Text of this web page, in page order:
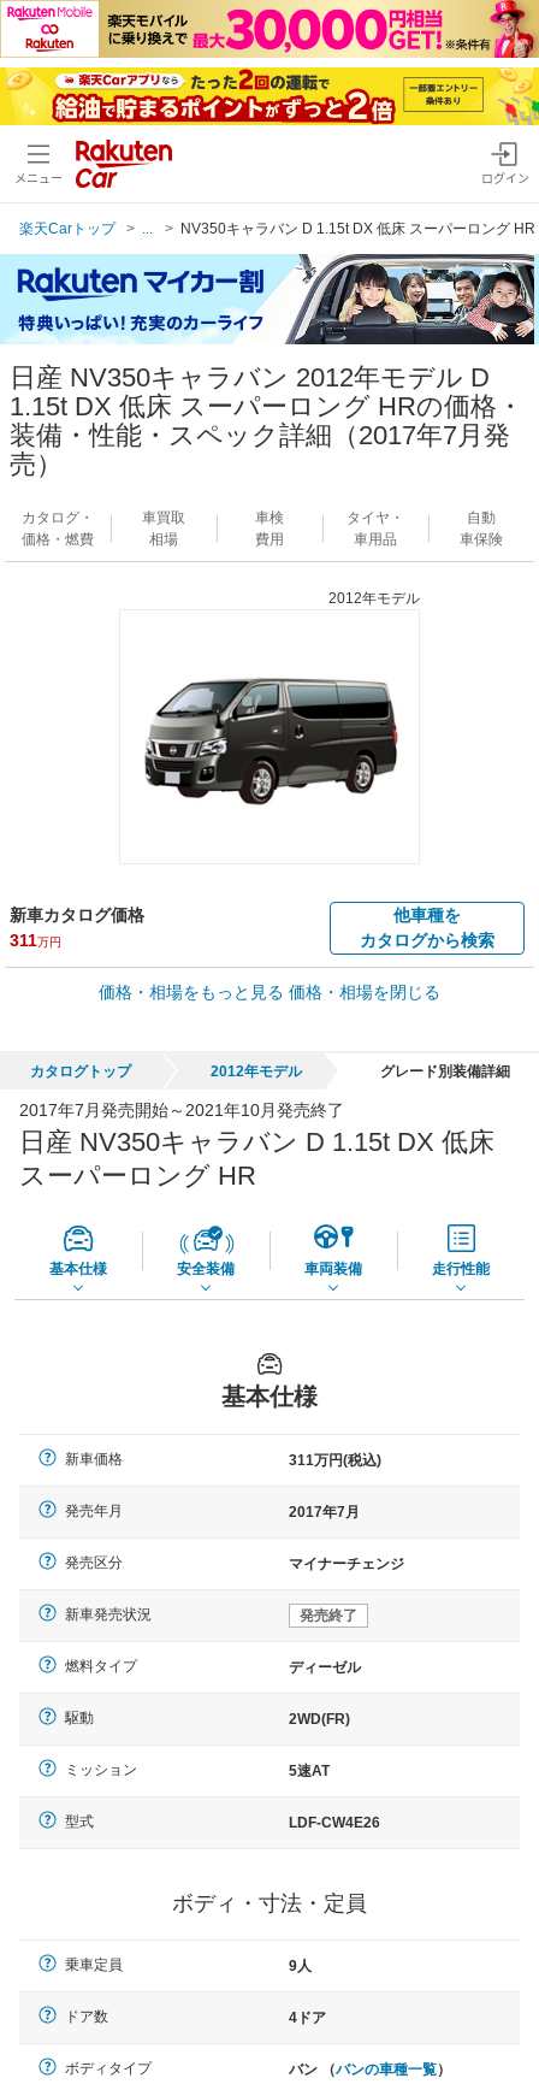
メニュー ログイン
楽天Carトップ NV350キャラバン D 1.15t DX 低床 スーパーロング
日産 NV350キャラバン 2012年モデル D
1.15t DX 低床 スーパーロング HRの価格・
装備・性能・スペック詳細（2017年7月発
売）
カタログ・
価格・燃費
車買取
相場
車検
費用
タイヤ・
車用品
自動
車保険
2012年モデル
新車カタログ価格
311万円
他車種を
カタログから検索
車買取価格 *
車買取相場
73,850円
*当該価格は車種別の価格となります。
価格・相場をもっと見る 価格・相場を閉じる
カタログトップ 2012年モデル グレード別装備詳細
2017年7月発売開始～2021年10月発売終了
日産 NV350キャラバン D 1.15t DX 低床
スーパーロング HR
基本仕様 安全装備 車両装備 走行性能
基本仕様
新車価格 311万円(税込)
発売年月 2017年7月
発売区分 マイナーチェンジ
新車発売状況 発売終了
燃料タイプ ディーゼル
駆動 2WD(FR)
ミッション 5速AT
型式 LDF-CW4E26
ボディ・寸法・定員
乗車定員 9人
ドア数 4ドア
ボディタイプ バン （バンの車種一覧）